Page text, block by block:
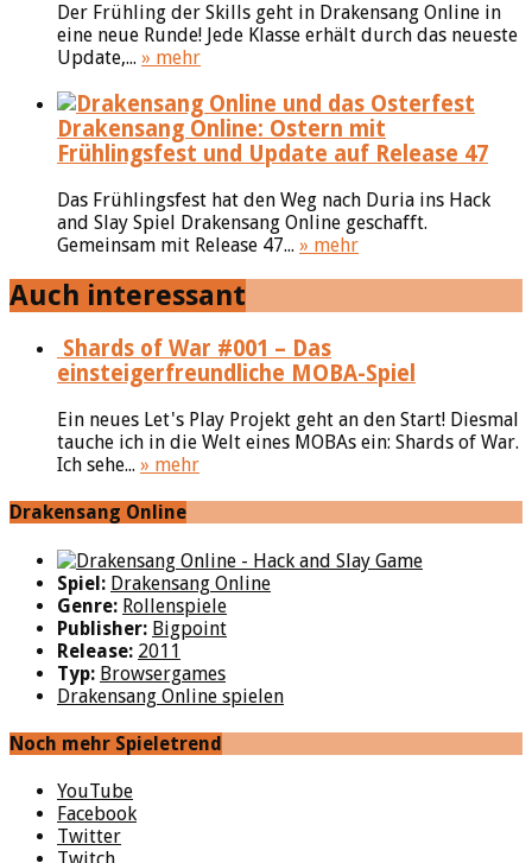
Der Frühling der Skills geht in Drakensang Online in
eine neue Runde! Jede Klasse erhält durch das neueste
Update,... » mehr
Drakensang Online: Ostern mit
Frühlingsfest und Update auf Release 47
Das Frühlingsfest hat den Weg nach Duria ins Hack
and Slay Spiel Drakensang Online geschafft.
Gemeinsam mit Release 47... » mehr
Auch interessant
Shards of War #001 – Das
einsteigerfreundliche MOBA-Spiel
Ein neues Let's Play Projekt geht an den Start! Diesmal
tauche ich in die Welt eines MOBAs ein: Shards of War.
Ich sehe... » mehr
Drakensang Online
Spiel: Drakensang Online
Genre: Rollenspiele
Publisher: Bigpoint
Release: 2011
Typ: Browsergames
Drakensang Online spielen
Noch mehr Spieletrend
YouTube
Facebook
Twitter